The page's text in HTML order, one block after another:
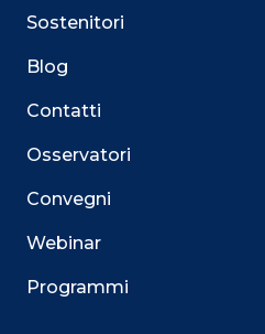
Sostenitori
Blog
Contatti
Osservatori
Convegni
Webinar
Programmi